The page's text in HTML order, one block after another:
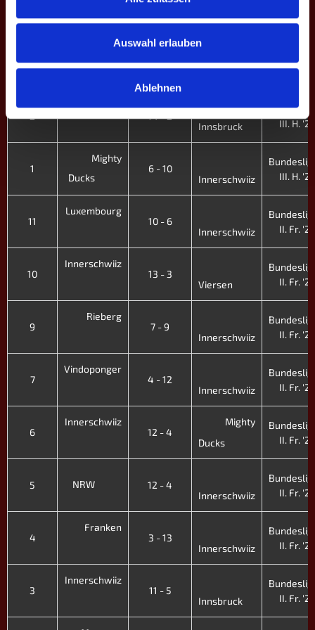
Auswahl erlauben
Ablehnen
III. H. '21
3
8 - 8
III. H. '21
2
Innerschwiiz
14 - 2
Innsbruck
III. H. '21
1
Mighty
Ducks
6 - 10
Innerschwiiz
III. H. '21
11
Luxembourg
10 - 6
Innerschwiiz
II. Fr. '21
10
Innerschwiiz
13 - 3
Viersen
II. Fr. '21
9
Rieberg
7 - 9
Innerschwiiz
II. Fr. '21
7
Vindoponger
4 - 12
Innerschwiiz
II. Fr. '21
6
Innerschwiiz
12 - 4
Mighty
Ducks
II. Fr. '21
5 NRW
12 - 4
Innerschwiiz
II. Fr. '21
4
Franken
3 - 13
Innerschwiiz
II. Fr. '21
3
Innerschwiiz
11 - 5
Innsbruck
II. Fr. '21